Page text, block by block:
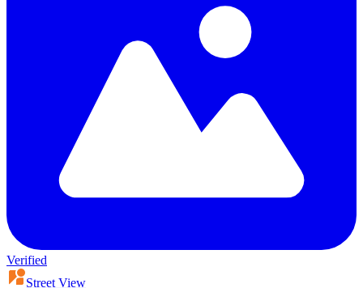
Verified
Street View